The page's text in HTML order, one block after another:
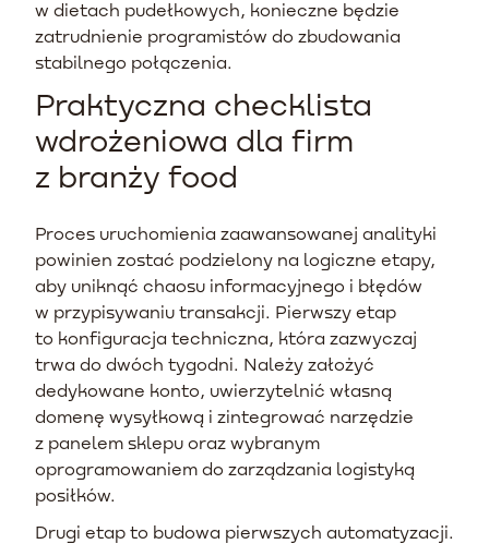
w dietach pudełkowych, konieczne będzie
zatrudnienie programistów do zbudowania
stabilnego połączenia.
Praktyczna checklista
wdrożeniowa dla firm
z branży food
Proces uruchomienia zaawansowanej analityki
powinien zostać podzielony na logiczne etapy,
aby uniknąć chaosu informacyjnego i błędów
w przypisywaniu transakcji. Pierwszy etap
to konfiguracja techniczna, która zazwyczaj
trwa do dwóch tygodni. Należy założyć
dedykowane konto, uwierzytelnić własną
domenę wysyłkową i zintegrować narzędzie
z panelem sklepu oraz wybranym
oprogramowaniem do zarządzania logistyką
posiłków.
Drugi etap to budowa pierwszych automatyzacji.